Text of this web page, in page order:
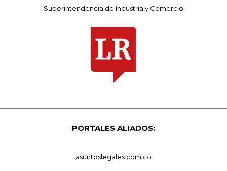
Superintendencia de Industria y Comercio
PORTALES ALIADOS:
asuntoslegales.com.co